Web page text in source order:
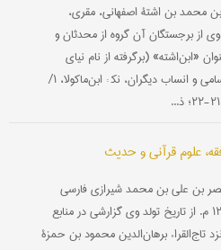
بن محمد بن اشتۀ اصفهانی، مقری،
نحوی سدۀ ۴ ق/ ۱۰ م. وی از برجستگان آن گروه از محدثان و
«ابن‌اشته» (برگرفته از نام نیای
بزرگشان) معروف شده‌اند (برای اسامی و انساب دیگران، نک‍ : ابن‌ماکولا، ۱/
علوم قرآنی و حدیث
نصر بن علی بن محمد شیرازی فارسی
فسوی، مقری و مفسر سدۀ ۶ ق/ ۱۲ م. از تاریخ تولد وی گزارشی در منابع
تاج‌القراء برهان‌الدین محمود بن حمزة